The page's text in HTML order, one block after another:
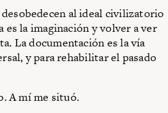
al ideal civilizatorio
la imaginación y volver a ver
La documentación es la vía
y para rehabilitar el pasado
A mí me situó.